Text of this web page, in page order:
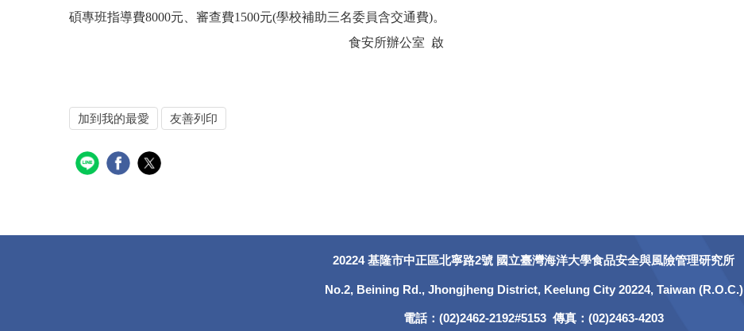
碩專班指導費8000元、審查費1500元(學校補助三名委員含交通費)。
食安所辦公室 啟
加到我的最愛 友善列印
20224 基隆市中正區北寧路2號 國立臺灣海洋大學食品安全與風險管理研究所
No.2, Beining Rd., Jhongjheng District, Keelung City 20224, Taiwan (R.O.C.)
電話：(02)2462-2192#5153 傳真：(02)2463-4203